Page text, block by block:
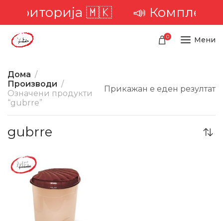
територија 🇲🇰 📣
0 Мени
Дома
Производи
Означени продукти
“gubrre”
Прикажан е еден резултат
gubrre
-15%